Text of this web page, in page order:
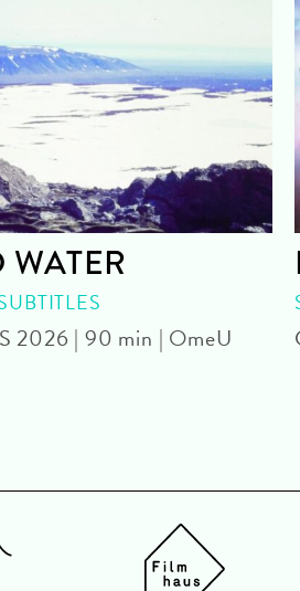
2026 | 90 min | OmeU